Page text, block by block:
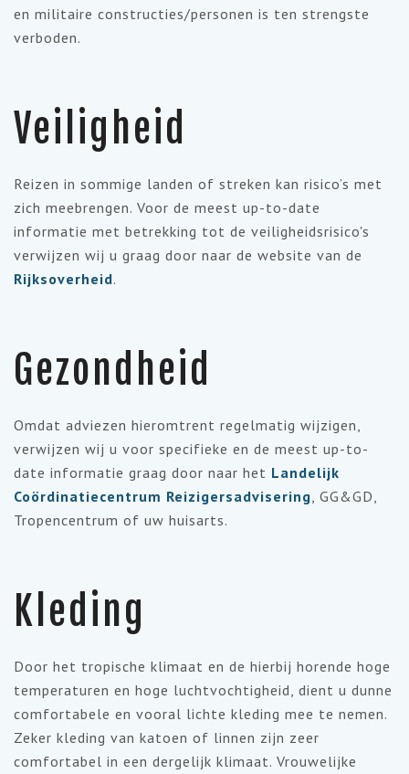
en militaire constructies/personen is ten strengste
verboden.
Veiligheid
Reizen in sommige landen of streken kan risico’s met
zich meebrengen. Voor de meest up-to-date
informatie met betrekking tot de veiligheidsrisico's
verwijzen wij u graag door naar de website van de
Rijksoverheid.
Gezondheid
Omdat adviezen hieromtrent regelmatig wijzigen,
verwijzen wij u voor specifieke en de meest up-to-
date informatie graag door naar het Landelijk
Coördinatiecentrum Reizigersadvisering , GG&GD,
Tropencentrum of uw huisarts.
Kleding
Door het tropische klimaat en de hierbij horende hoge
temperaturen en hoge luchtvochtigheid, dient u dunne
comfortabele en vooral lichte kleding mee te nemen.
Zeker kleding van katoen of linnen zijn zeer
comfortabel in een dergelijk klimaat. Vrouwelijke